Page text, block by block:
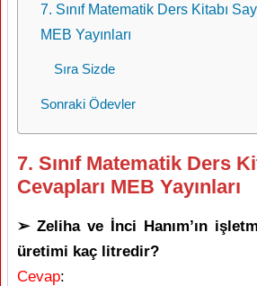
7. Sınıf Matematik Ders Kitabı
MEB Yayınları
Sıra Sizde
Sonraki Ödevler
7. Sınıf Matematik Ders
Cevapları MEB Yayınları
➢ Zeliha ve İnci Hanım’ın
üretimi kaç litredir?
Cevap: